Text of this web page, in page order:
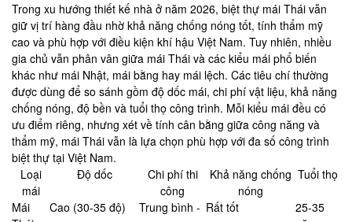
Trong xu hướng thiết kế nhà ở năm 2026, biệt thự mái Thái vẫn
giữ vị trí hàng đầu nhờ khả năng chống nóng tốt, tính thẩm mỹ
cao và phù hợp với điều kiện khí hậu Việt Nam. Tuy nhiên, nhiều
gia chủ vẫn phân vân giữa mái Thái và các kiểu mái phổ biến
khác như mái Nhật, mái bằng hay mái lệch. Các tiêu chí thường
được dùng để so sánh gồm độ dốc mái, chi phí vật liệu, khả năng
chống nóng, độ bền và tuổi thọ công trình. Mỗi kiểu mái đều có
ưu điểm riêng, nhưng xét về tính cân bằng giữa công năng và
thẩm mỹ, mái Thái vẫn là lựa chọn phù hợp với đa số công trình
biệt thự tại Việt Nam.
Loại
mái
Độ dốc
Chi phí thi
công
Khả năng chống
nóng
Tuổi thọ
Mái
Cao (30-35 độ)
Trung bình - Rất tốt
25-35